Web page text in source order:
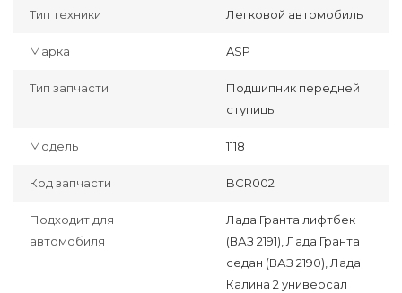
Тип техники Легковой автомобиль
Марка ASP
Тип запчасти
Подшипник передней
ступицы
Модель 1118
Код запчасти BCR002
Подходит для
автомобиля
Лада Гранта лифтбек
(ВАЗ 2191), Лада Гранта
седан (ВАЗ 2190), Лада
Калина 2 универсал